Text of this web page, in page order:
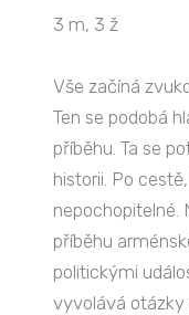
3 m, 3 ž
Vše začíná
Ten se podobá
příběhu. Ta se
historii. Po
nepochopitelné.
příběhu
politickými
vyvolává otázky